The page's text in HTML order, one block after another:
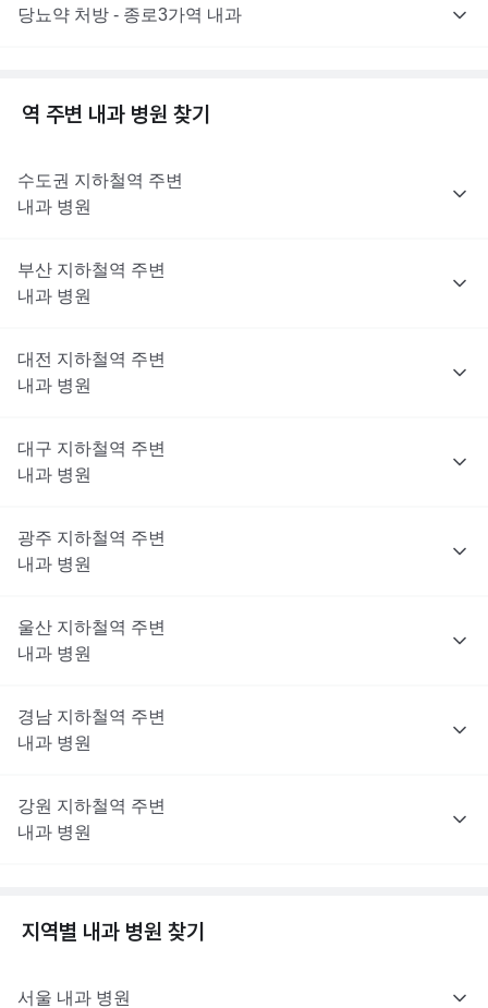
당뇨약 처방 - 종로3가역 내과
역 주변 내과 병원 찾기
수도권 지하철역 주변
내과 병원
부산 지하철역 주변
내과 병원
대전 지하철역 주변
내과 병원
대구 지하철역 주변
내과 병원
광주 지하철역 주변
내과 병원
울산 지하철역 주변
내과 병원
경남 지하철역 주변
내과 병원
강원 지하철역 주변
내과 병원
지역별 내과 병원 찾기
서울 내과 병원